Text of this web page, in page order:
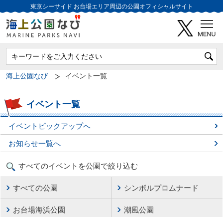
東京シーサイド お台場エリア周辺の公園オフィシャルサイト
海上公園なび イベント一覧
イベント一覧
イベントピックアップへ
お知らせ一覧へ
すべてのイベントを公園で絞り込む
すべての公園 シンボルプロムナード
お台場海浜公園 潮風公園